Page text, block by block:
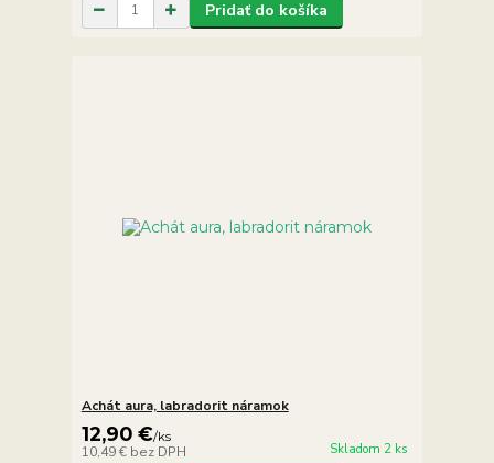
Pridať do košíka
Achát aura, labradorit náramok
12,90 €/ks
10,49 € bez DPH Skladom 2 ks